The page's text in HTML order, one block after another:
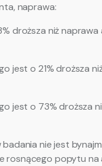
naprawa:
droższa niż naprawa
jest o 21% droższa
jest o 73% droższa
nie jest
rosnącego popytu na